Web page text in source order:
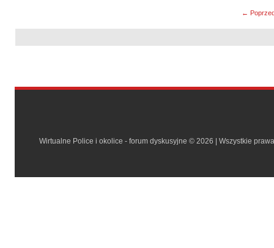
←
Wirtualne Police i okolice - forum dyskusyjne © 2026 | Wszystkie